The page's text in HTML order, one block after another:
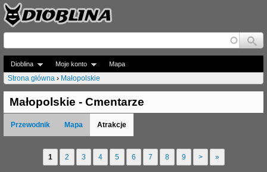
Jump to navigation
Dioblina Moje konto Mapa
J
e
s
Strona główna › Małopolskie
Małopolskie - Cmentarze
Przewodnik Mapa Atrakcje
1 2 3 4 5 6 7 8 9 > »